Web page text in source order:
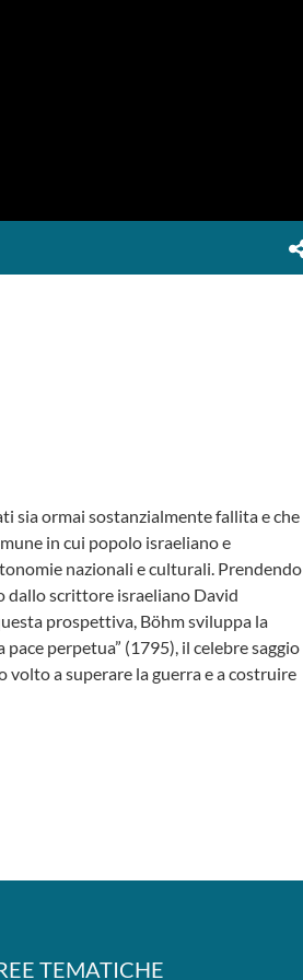
sia ormai sostanzialmente fallita e che
in cui popolo israeliano e
nazionali e culturali. Prendendo
dallo scrittore israeliano David
prospettiva, Böhm sviluppa la
perpetua” (1795), il celebre saggio
a superare la guerra e a costruire
TEMATICHE